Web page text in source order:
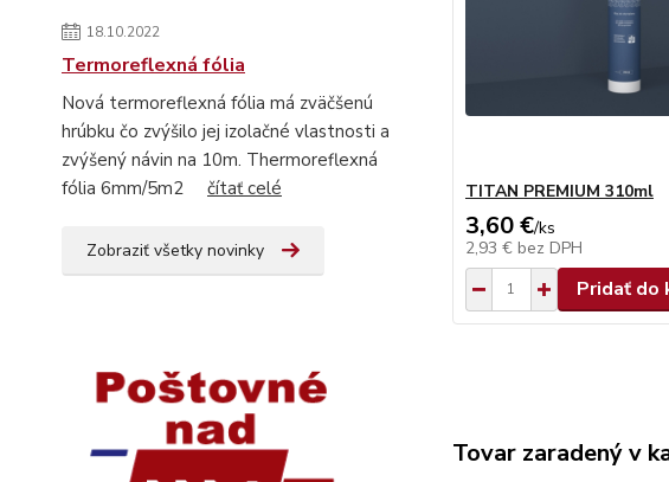
18.10.2022
Termoreflexná fólia
Nová termoreflexná fólia má zväčšenú
hrúbku čo zvýšilo jej izolačné vlastnosti a
zvýšený návin na 10m. Thermoreflexná
fólia 6mm/5m2 čítať celé
Zobraziť všetky novinky
TITAN PREMIUM 310ml
3,60 €/ks
2,93 € bez DPH
Pridať do
Tovar zaradený v